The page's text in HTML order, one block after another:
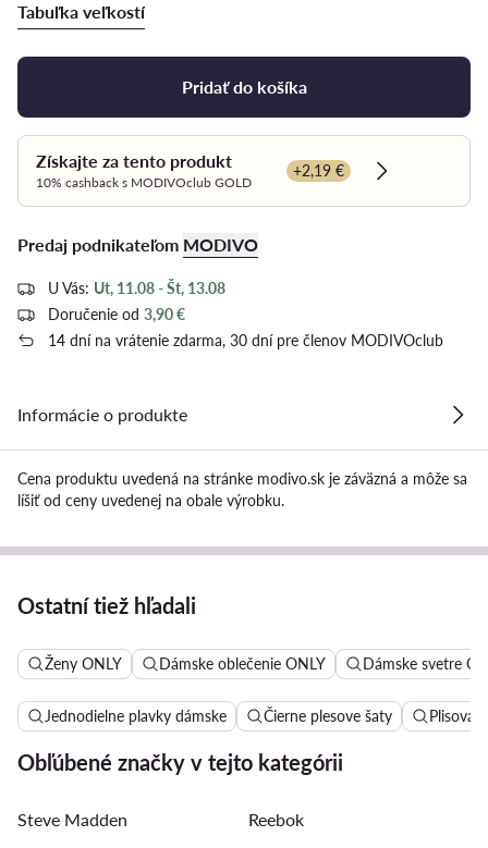
Tabuľka veľkostí
Pridať do košíka
Získajte za tento produkt
10% cashback s MODIVOclub GOLD
+2,19 €
Dowiedz się
Predaj podnikateľom MODIVO
U Vás: Ut, 11.08 - Št, 13.08
Doručenie od 3,90 €
14 dní na vrátenie zdarma, 30 dní pre členov MODIVOclub
Informácie o produkte
Cena produktu uvedená na stránke modivo.sk je záväzná a môže sa
líšiť od ceny uvedenej na obale výrobku.
Ostatní tiež hľadali
Ženy ONLY Dámske oblečenie ONLY Dámske svetre
Jednodielne plavky dámske Čierne plesove šaty
Obľúbené značky v tejto kategórii
Steve Madden Reebok